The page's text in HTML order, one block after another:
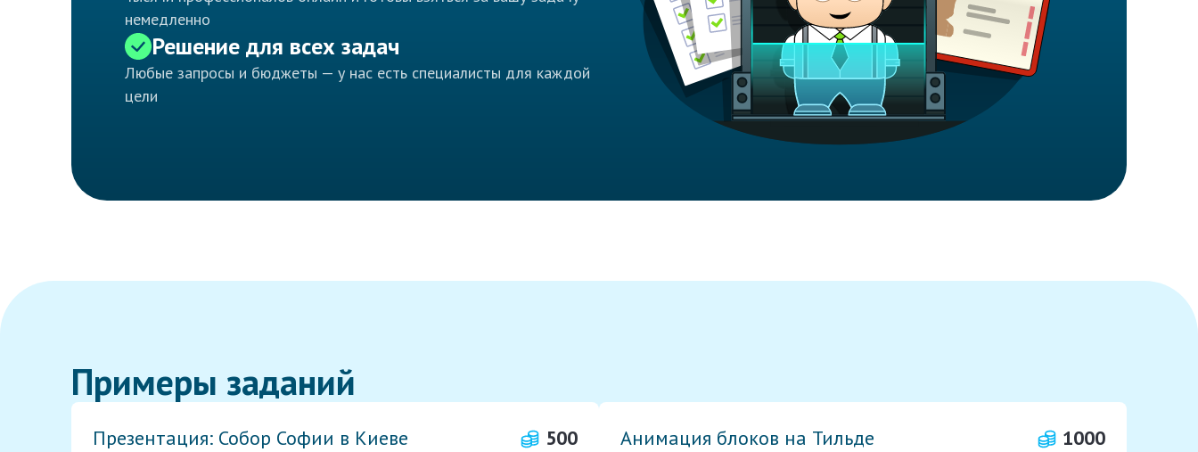
немедленно
Решение для всех задач
Любые запросы и бюджеты — у нас есть специалисты для каждой
цели
Примеры заданий
Презентация: Собор Софии в Киеве 500 Анимация блоков на Тильде 1000